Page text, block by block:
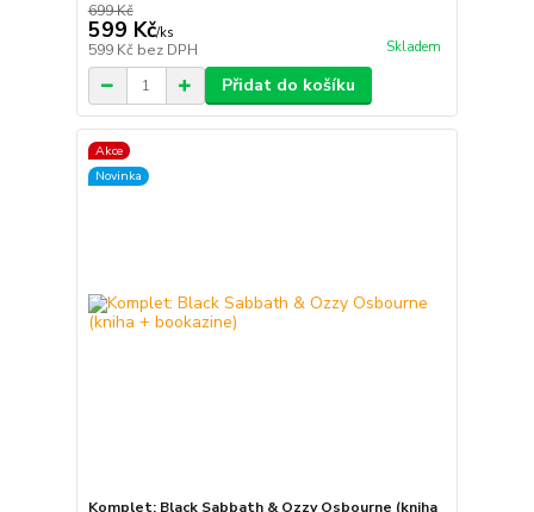
699 Kč
599 Kč/ks
599 Kč bez DPH Skladem
Přidat do košíku
Akce
Novinka
Komplet: Black Sabbath & Ozzy Osbourne (kniha